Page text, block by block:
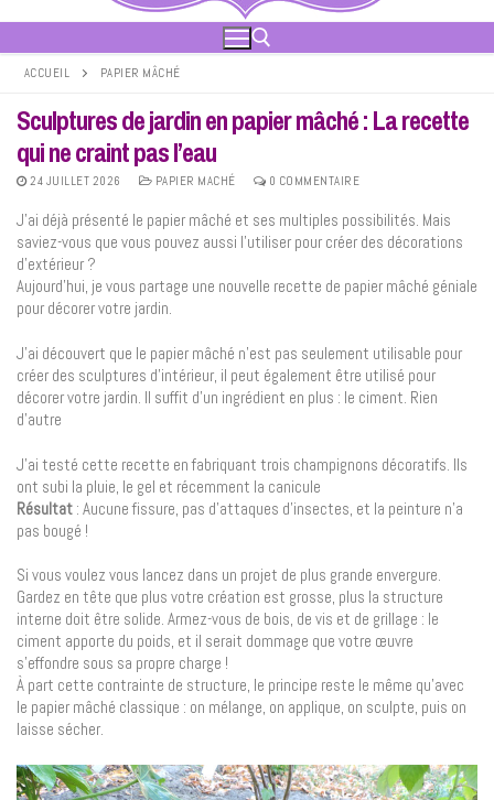
Rechercher :
ACCUEIL PAPIER MÂCHÉ
Sculptures de jardin en papier mâché : La recette
qui ne craint pas l’eau
24 JUILLET 2026 PAPIER MACHÉ 0 COMMENTAIRE
J’ai déjà présenté le papier mâché et ses multiples possibilités. Mais
saviez-vous que vous pouvez aussi l’utiliser pour créer des décorations
d’extérieur ?
Aujourd’hui, je vous partage une nouvelle recette de papier mâché géniale
pour décorer votre jardin.
J’ai découvert que le papier mâché n’est pas seulement utilisable pour
créer des sculptures d’intérieur, il peut également être utilisé pour
décorer votre jardin. Il suffit d’un ingrédient en plus : le ciment. Rien
d’autre
J’ai testé cette recette en fabriquant trois champignons décoratifs. Ils
ont subi la pluie, le gel et récemment la canicule
Résultat : Aucune fissure, pas d’attaques d’insectes, et la peinture n’a
pas bougé !
Si vous voulez vous lancez dans un projet de plus grande envergure.
Gardez en tête que plus votre création est grosse, plus la structure
interne doit être solide. Armez-vous de bois, de vis et de grillage : le
ciment apporte du poids, et il serait dommage que votre œuvre
s’effondre sous sa propre charge !
À part cette contrainte de structure, le principe reste le même qu’avec
le papier mâché classique : on mélange, on applique, on sculpte, puis on
laisse sécher.